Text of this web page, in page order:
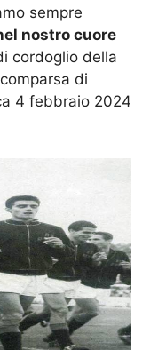
sempre
nostro cuore
cordoglio della
di
4 febbraio 2024